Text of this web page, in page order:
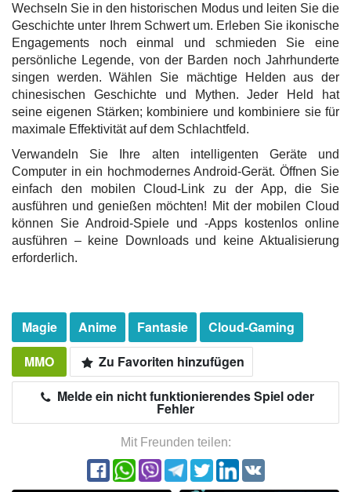
Wechseln Sie in den historischen Modus und leiten Sie die
Geschichte unter Ihrem Schwert um. Erleben Sie ikonische
Engagements noch einmal und schmieden Sie eine
persönliche Legende, von der Barden noch Jahrhunderte
singen werden. Wählen Sie mächtige Helden aus der
chinesischen Geschichte und Mythen. Jeder Held hat
seine eigenen Stärken; kombiniere und kombiniere sie für
maximale Effektivität auf dem Schlachtfeld.
Verwandeln Sie Ihre alten intelligenten Geräte und
Computer in ein hochmodernes Android-Gerät. Öffnen Sie
einfach den mobilen Cloud-Link zu der App, die Sie
ausführen und genießen möchten! Mit der mobilen Cloud
können Sie Android-Spiele und -Apps kostenlos online
ausführen – keine Downloads und keine Aktualisierung
erforderlich.
Magie Anime Fantasie
Cloud-Gaming
MMO
Zu Favoriten hinzufügen
Melde ein nicht funktionierendes Spiel oder
Fehler
Mit Freunden teilen: